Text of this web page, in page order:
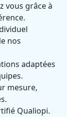
vous grâce à
nos
adaptées
mesure,
Qualiopi.